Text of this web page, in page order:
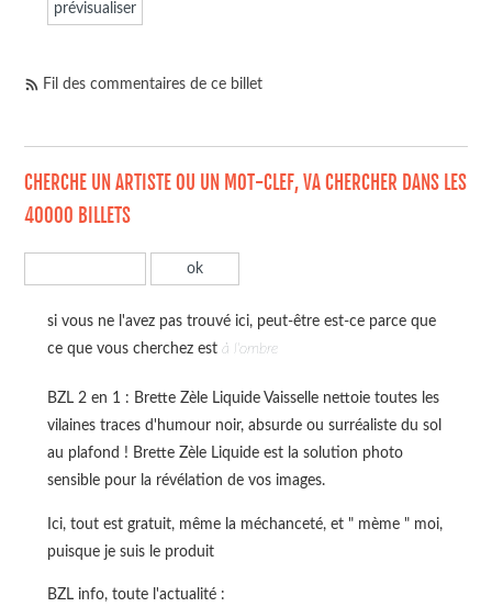
Fil des commentaires de ce billet
CHERCHE UN ARTISTE OU UN MOT-CLEF, VA CHERCHER DANS LES
40000 BILLETS
si vous ne l'avez pas trouvé ici, peut-être est-ce parce que
ce que vous cherchez est à l'ombre
BZL 2 en 1 : Brette Zèle Liquide Vaisselle nettoie toutes les
vilaines traces d'humour noir, absurde ou surréaliste du sol
au plafond ! Brette Zèle Liquide est la solution photo
sensible pour la révélation de vos images.
Ici, tout est gratuit, même la méchanceté, et " mème " moi,
puisque je suis le produit
BZL info, toute l'actualité :